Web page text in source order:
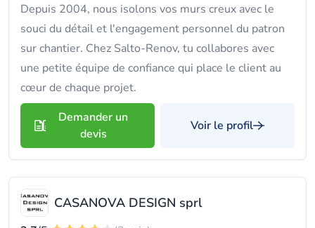
Depuis 2004, nous isolons vos murs creux avec le
souci du détail et l'engagement personnel du patron
sur chantier. Chez Salto-Renov, tu collabores avec
une petite équipe de confiance qui place le client au
cœur de chaque projet.
Demander un
devis
Voir le profil
CASANOVA DESIGN sprl